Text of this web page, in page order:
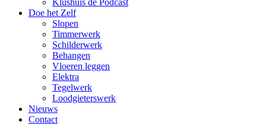
Klushuis de Podcast
Doe het Zelf
Slopen
Timmerwerk
Schilderwerk
Behangen
Vloeren leggen
Elektra
Tegelwerk
Loodgieterswerk
Nieuws
Contact